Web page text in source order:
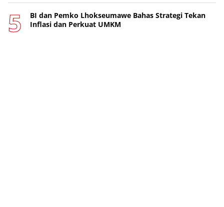
BI dan Pemko Lhokseumawe Bahas Strategi Tekan
Inflasi dan Perkuat UMKM